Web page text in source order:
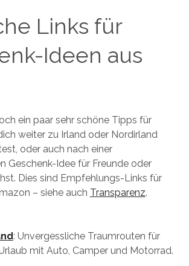
Links für
Ideen aus
ein paar sehr schöne Tipps für
weiter zu Irland oder Nordirland
oder auch nach einer
Geschenk-Idee für Freunde oder
Dies sind Empfehlungs-Links für
– siehe auch Transparenz.
: Unvergessliche Traumrouten für
mit Auto, Camper und Motorrad.